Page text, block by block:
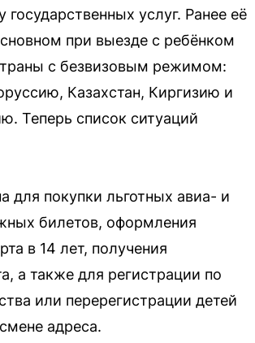
государственных услуг. Ранее её
при выезде с ребёнком
с безвизовым режимом:
Казахстан, Киргизию и
Теперь список ситуаций
для покупки льготных авиа- и
билетов, оформления
в 14 лет, получения
а также для регистрации по
или перерегистрации детей
адреса.